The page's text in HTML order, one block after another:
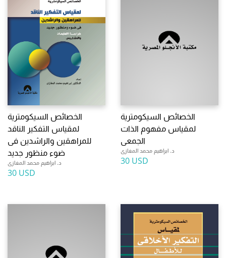
الخصائص السيكومترية
لمقياس التفكير الناقد
للمراهقين والراشدين فى
ضوء منظور جديد
د. ابراهيم محمد المغازى
30 USD
الخصائص السيكومترية
لمقياس مفهوم الذات
الجمعى
د. ابراهيم محمد المغازى
30 USD